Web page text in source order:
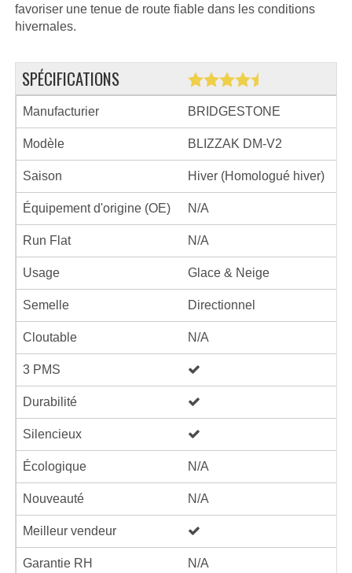
favoriser une tenue de route fiable dans les conditions
hivernales.
SPÉCIFICATIONS
Manufacturier BRIDGESTONE
Modèle BLIZZAK DM-V2
Saison Hiver (Homologué hiver)
Équipement d'origine (OE) N/A
Run Flat N/A
Usage Glace & Neige
Semelle Directionnel
Cloutable N/A
3 PMS
Durabilité
Silencieux
Écologique N/A
Nouveauté N/A
Meilleur vendeur
Garantie RH N/A